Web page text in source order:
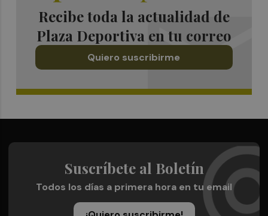
Recibe toda la actualidad de
Plaza Deportiva en tu correo
Quiero suscribirme
Suscríbete al Boletín
Todos los días a primera hora en tu email